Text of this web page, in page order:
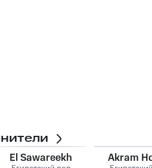
El Sawareekh Akram